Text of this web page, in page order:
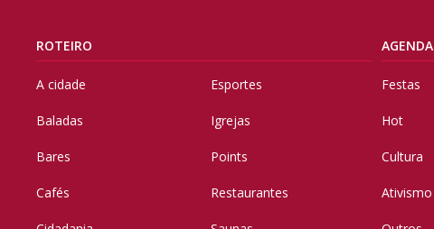
ROTEIRO
A cidade
Baladas
Bares
Cafés
Esportes
Igrejas
Points
Restaurantes
AGENDA
Festas
Hot
Cultura
Ativismo